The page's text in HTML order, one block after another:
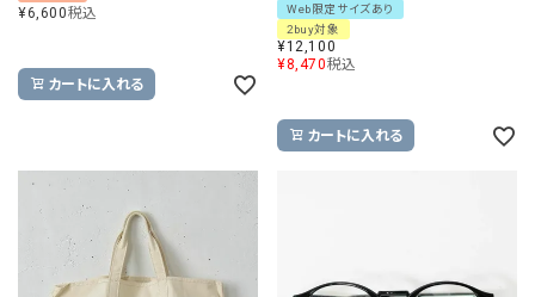
¥6,600税込
カートに入れる
Web限定サイズあり
2buy対象
¥12,100
¥8,470税込
カートに入れる